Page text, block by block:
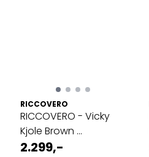
RICCOVERO
RICCOVERO - Vicky
Kjole Brown ...
2.299,-